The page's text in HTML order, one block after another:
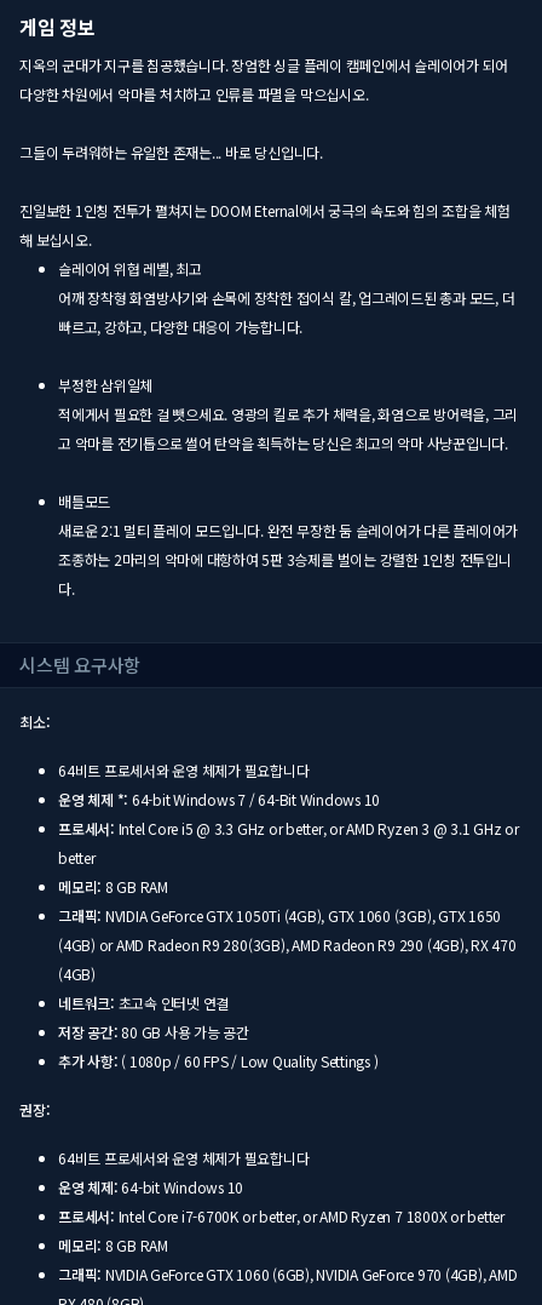
게임 정보
지옥의 군대가 지구를 침공했습니다. 장엄한 싱글 플레이 캠페인에서 슬레이어가 되어
다양한 차원에서 악마를 처치하고 인류를 파멸을 막으십시오.
그들이 두려워하는 유일한 존재는... 바로 당신입니다.
진일보한 1인칭 전투가 펼쳐지는 DOOM Eternal에서 궁극의 속도와 힘의 조합을 체험
해 보십시오.
슬레이어 위협 레벨, 최고
어깨 장착형 화염방사기와 손목에 장착한 접이식 칼, 업그레이드된 총과 모드, 더
빠르고, 강하고, 다양한 대응이 가능합니다.
부정한 삼위일체
적에게서 필요한 걸 뺏으세요. 영광의 킬로 추가 체력을, 화염으로 방어력을, 그리
고 악마를 전기톱으로 썰어 탄약을 획득하는 당신은 최고의 악마 사냥꾼입니다.
배틀모드
새로운 2:1 멀티 플레이 모드입니다. 완전 무장한 둠 슬레이어가 다른 플레이어가
조종하는 2마리의 악마에 대항하여 5판 3승제를 벌이는 강렬한 1인칭 전투입니
다.
시스템 요구사항
최소:
64비트 프로세서와 운영 체제가 필요합니다
운영 체제 *: 64-bit Windows 7 / 64-Bit Windows 10
프로세서: Intel Core i5 @ 3.3 GHz or better, or AMD Ryzen 3 @ 3.1 GHz or
better
메모리: 8 GB RAM
그래픽: NVIDIA GeForce GTX 1050Ti (4GB), GTX 1060 (3GB), GTX 1650
(4GB) or AMD Radeon R9 280(3GB), AMD Radeon R9 290 (4GB), RX 470
(4GB)
네트워크: 초고속 인터넷 연결
저장 공간: 80 GB 사용 가능 공간
추가 사항: ( 1080p / 60 FPS / Low Quality Settings )
권장:
64비트 프로세서와 운영 체제가 필요합니다
운영 체제:64-bit Windows 10
프로세서: Intel Core i7-6700K or better, or AMD Ryzen 7 1800X or better
메모리: 8 GB RAM
그래픽: NVIDIA GeForce GTX 1060 (6GB), NVIDIA GeForce 970 (4GB), AMD